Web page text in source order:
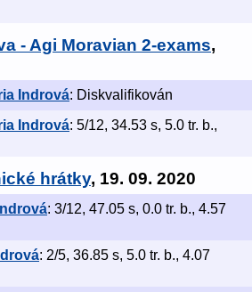
- Agi Moravian 2-exams,
Indrová: Diskvalifikován
Indrová: 5/12, 34.53 s, 5.0 tr. b.,
hrátky, 19. 09. 2020
: 3/12, 47.05 s, 0.0 tr. b., 4.57
: 2/5, 36.85 s, 5.0 tr. b., 4.07